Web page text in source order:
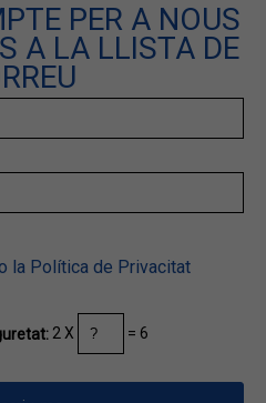
PER A NOUS
A LA LLISTA DE
la Política de Privacitat
2 X = 6